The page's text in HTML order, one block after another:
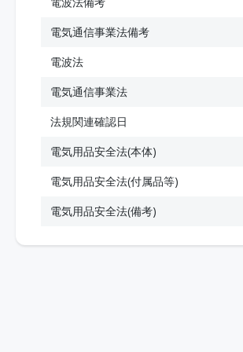
電気通信事業法備考
電波法
電気通信事業法
法規関連確認日
電気用品安全法(本体)
電気用品安全法(付属品等)
電気用品安全法(備考)